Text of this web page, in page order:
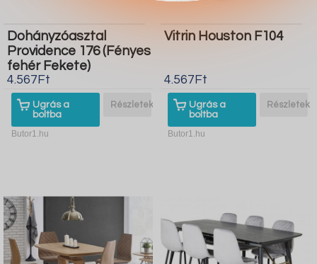
Dohányzóasztal
Providence 176 (Fényes
fehér Fekete)
4.567Ft
Ugrás a
boltba
Részletek
Butor1.hu
Vitrin Houston F104
4.567Ft
Ugrás a
boltba
Részletek
Butor1.hu